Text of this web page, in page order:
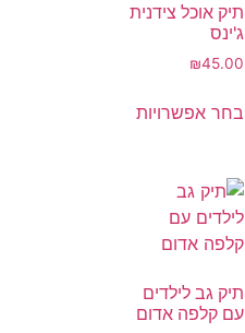
תיק אוכל צידנית
ג'ינס
₪45.00
בחר אפשרויות
תיק גב לילדים
עם קלפה אדום